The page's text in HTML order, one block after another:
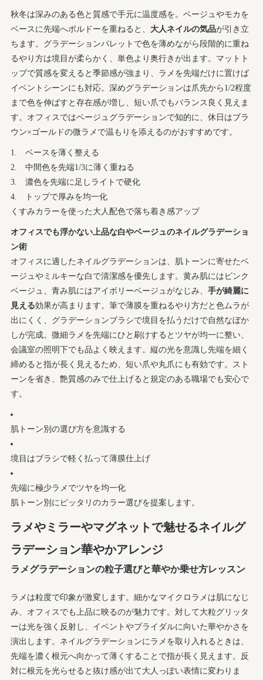
秋冬は深みのある色と質感で手元に温度感を。ベージュやモカを
ベースに先端へボルドーを重ねると、 大人ネイルの気品が引き立
ちます。グラデーションパレットで色を薄めながら段階的に重ね
るやり方は境目が柔らかく、単色より奥行きが出ます。マットト
ップで質感を変えると季節感が強まり、ラメを先端だけに置けば
イベントシーンにも対応。深めグラデーションは爪先から1/2程度
まで色を伸ばすと存在感が増し、短い爪でもバランス良く見えま
す。オフィスではベージュグラデーションで知的に、休日はブラ
ウン×ゴールドの微ラメで温もりを添えるのがおすすめです。
ベースを薄く整える
中間色を先端1/3に薄く重ねる
濃色を先端に足しライトで硬化
トップで厚みを均一化
くすみカラーを使った大人配色で落ち着き感アップ
オフィスでも浮かない上品な白やベージュのネイルグラデーショ
ン術
オフィスに適したネイルグラデーションは、肌トーンに寄せたベ
ージュやミルキーな白で清潔感を優先します。黄み肌にはピンク
ベージュ、青み肌にはアイボリーベージュがなじみ、 手が綺麗に
見える効果が高まります。筆で薄膜を重ねるやり方だと色ムラが
出にくく、グラデーションブラシで境目を払うだけで自然なぼか
しが完成。微細ラメを先端にひと刷けするとツヤが均一に整い、
会議室の照明下でも品よく映えます。縦の光を意識し先端を細く
締めると指が長く見えるため、短い爪や丸爪にも有効です。スト
ーンを省き、艶質感のみで仕上げると規定のある職場でも安心で
す。
肌トーン別の選び方を意識する
境目はブラシで軽く払って薄膜仕上げ
先端に極少ラメでツヤを均一化
肌トーン別にピッタリのカラー選びを提案します。
ラメやミラーやマグネットで魅せるネイルグ
ラデーション華やかアレンジ
ラメグラデーションの粒子選びと華やか乗せ方レッスン
ラメは粒度で印象が激変します。細かなマイクロラメは肌になじ
み、オフィスでも上品に映るのが魅力です。対して大粒グリッタ
ーは光を強く反射し、イベントやブライダルに向いた華やかさを
演出します。ネイルグラデーションにラメを取り入れるときは、
先端を濃く根元へ向かって薄くすることで指が長く見えます。反
対に根元を光らせると抜け感が出て大人っぽい表情に変わりま